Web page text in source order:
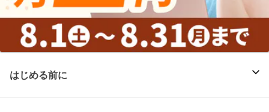
はじめる前に